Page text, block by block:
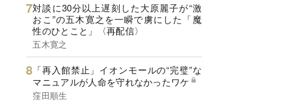
対談に30分以上遅刻した大原麗子が“激
おこ”の五木寛之を一瞬で虜にした「魔
性のひとこと」〈再配信〉
五木寛之
「再入館禁止」イオンモールの“完璧”な
マニュアルが人命を守れなかったワケ
窪田順生